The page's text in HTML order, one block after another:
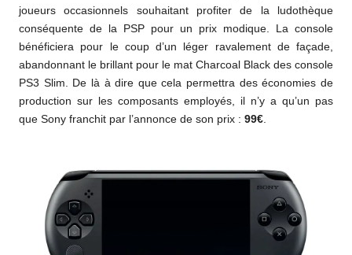
joueurs occasionnels souhaitant profiter de la ludothèque
conséquente de la PSP pour un prix modique. La console
bénéficiera pour le coup d’un léger ravalement de façade,
abandonnant le brillant pour le mat Charcoal Black des console
PS3 Slim. De là à dire que cela permettra des économies de
production sur les composants employés, il n’y a qu’un pas
que Sony franchit par l’annonce de son prix : 99€.